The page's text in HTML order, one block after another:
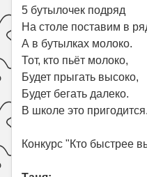
5 бутылочек подряд
На столе поставим в
А в бутылках молоко.
Тот, кто пьёт молоко,
Будет прыгать высоко,
Будет бегать далеко.
В школе это пригодится.
Конкурс "Кто быстрее